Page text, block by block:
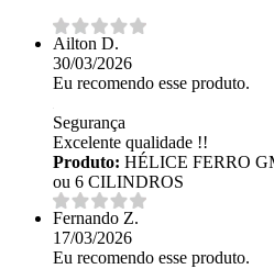
Ailton D.
30/03/2026
Eu recomendo esse produto.
Segurança
Excelente qualidade !!
Produto: HÉLICE FERRO
ou 6 CILINDROS
Fernando Z.
17/03/2026
Eu recomendo esse produto.